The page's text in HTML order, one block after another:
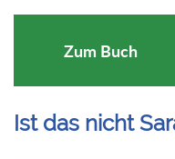
Zum Buch
Ist das nicht